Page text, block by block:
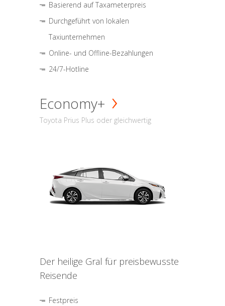
Basierend auf Taxameterpreis
Durchgeführt von lokalen
Taxiunternehmen
Online- und Offline-Bezahlungen
24/7-Hotline
Economy+
Toyota Prius Plus oder gleichwertig
Der heilige Gral für preisbewusste
Reisende
Festpreis